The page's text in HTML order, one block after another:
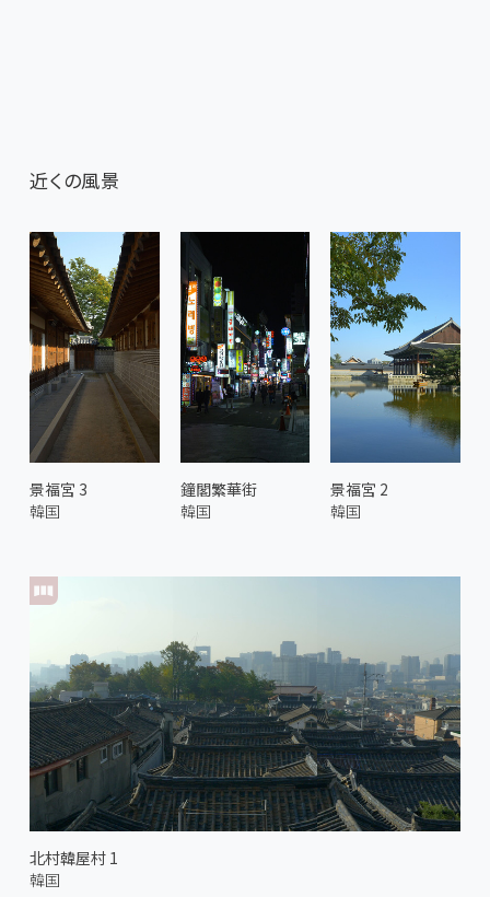
近くの風景
景福宮 3
韓国
鐘閣繁華街
韓国
景福宮 2
韓国
北村韓屋村 1
韓国